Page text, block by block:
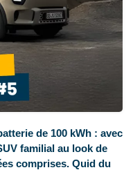
de 100 kWh : avec
familial au look de
comprises. Quid du